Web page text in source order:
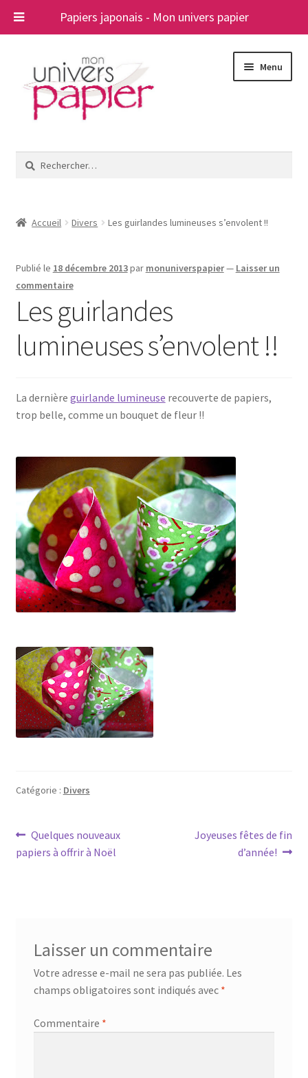
Papiers japonais - Mon univers papier
navigation
contenu
Menu
le
A propos
Rechercher :
Accueil Divers Les guirlandes lumineuses s’envolent !!
Publié le 18 décembre 2013par monuniverspapier— Laisser un
commentaire
Les guirlandes
lumineuses s’envolent !!
La dernière guirlande lumineuse recouverte de papiers,
trop belle, comme un bouquet de fleur !!
Catégorie : Divers
Navigation
de
Article
précédent :
Quelques nouveaux
papiers à offrir à Noël
Article
Joyeuses fêtes de fin
d’année!
Laisser un commentaire
Votre adresse e-mail ne sera pas publiée. Les
champs obligatoires sont indiqués avec *
Commentaire *